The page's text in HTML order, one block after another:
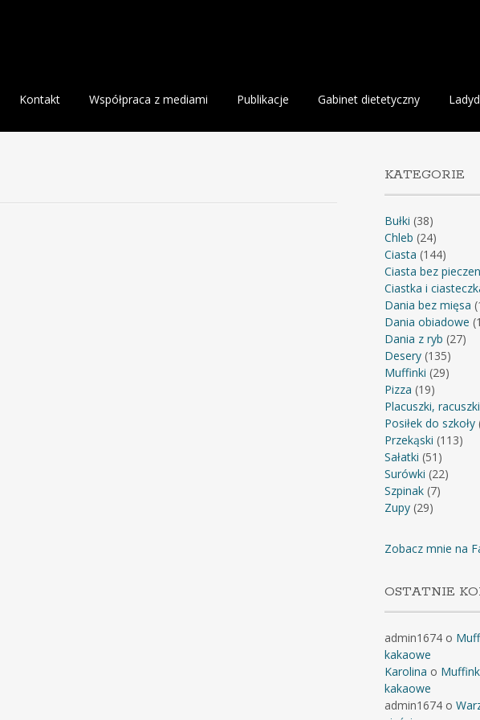
Kontakt Współpraca z mediami Publikacje Gabinet dietetyczny
KATEGORIE
Bułki (38)
Chleb (24)
Ciasta (144)
Ciasta bez
Ciastka i
Dania bez mięsa
Dania obiadowe
Dania z ryb (27)
Desery(135)
Muffinki (29)
Pizza (19)
Placuszki, racuszki
Posiłek do szkoły
Przekąski (113)
Sałatki (51)
Surówki (22)
Szpinak(7)
Zupy(29)
Zobacz mnie na
OSTATNIE
admin1674o
kakaowe
Karolina o
kakaowe
admin1674o